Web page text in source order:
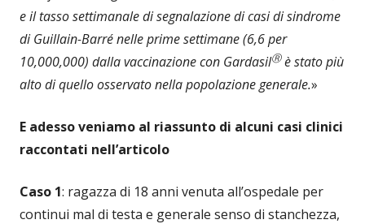
e il tasso settimanale di segnalazione di casi di sindrome
di Guillain-Barré nelle prime settimane (6,6 per
10,000,000) dalla vaccinazione con GardasilⓇè stato più
alto di quello osservato nella popolazione generale.»
E adesso veniamo al riassunto di alcuni casi clinici
raccontati nell’articolo
Caso 1: ragazza di 18 anni venuta all’ospedale per
continui mal di testa e generale senso di stanchezza,